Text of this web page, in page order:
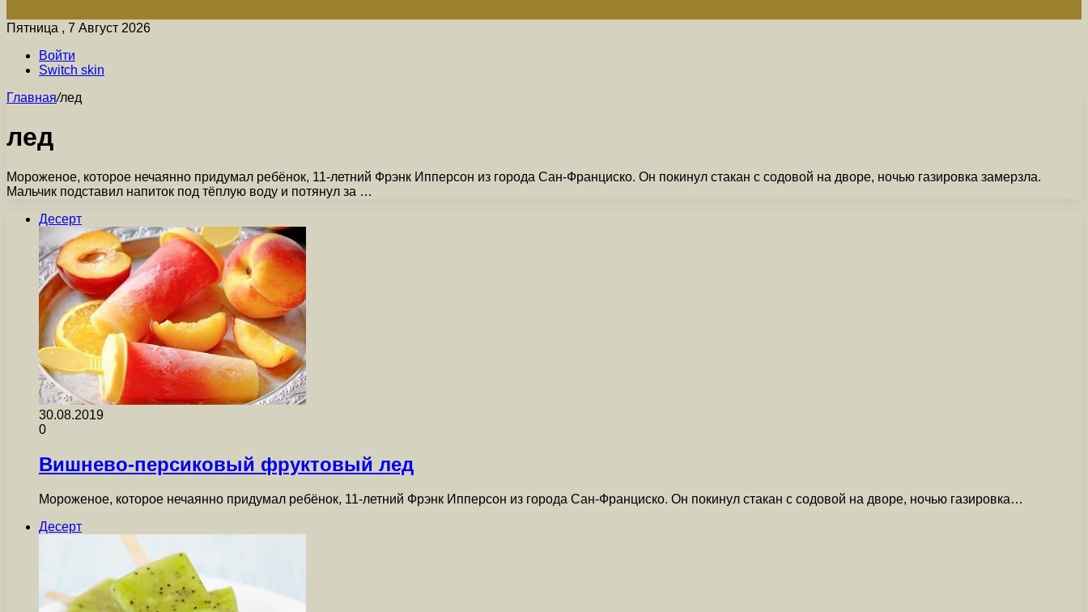
Пятница , 7 Август 2026
Войти
Switch skin
Главная/лед
лед
Мороженое, которое нечаянно придумал ребёнок, 11-летний Фрэнк Ипперсон из города Сан-Франциско. Он покинул стакан с содовой на дворе, ночью газировка замерзла.
Мальчик подставил напиток под тёплую воду и потянул за …
Десерт
30.08.2019
0
Вишнево-персиковый фруктовый лед
Мороженое, которое нечаянно придумал ребёнок, 11-летний Фрэнк Ипперсон из города Сан-Франциско. Он покинул стакан с содовой на дворе, ночью газировка…
Десерт